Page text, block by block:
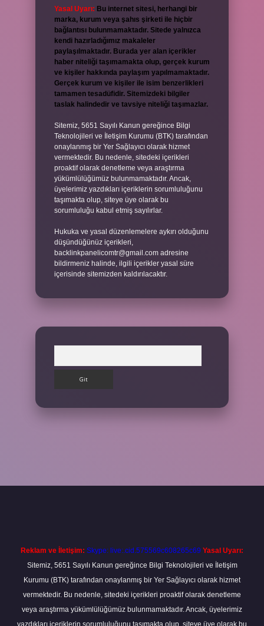
Yasal Uyarı: Bu internet sitesi, herhangi bir
marka, kurum veya şahıs şirketi ile hiçbir
bağlantısı bulunmamaktadır. Sitede yalnızca
kendi hazırladığımız makaleler
paylaşılmaktadır. Burada yer alan içerikler
haber niteliği taşımamakta olup, gerçek kurum
ve kişiler hakkında paylaşım yapılmamaktadır.
Gerçek kurum ve kişiler ile isim benzerlikleri
tamamen tesadüfidir. Sitemizdeki bilgiler
taslak halindedir ve tavsiye niteliği taşımazlar.
Sitemiz, 5651 Sayılı Kanun gereğince Bilgi
Teknolojileri ve İletişim Kurumu (BTK) tarafından
onaylanmış bir Yer Sağlayıcı olarak hizmet
vermektedir. Bu nedenle, sitedeki içerikleri
proaktif olarak denetleme veya araştırma
yükümlülüğümüz bulunmamaktadır. Ancak,
üyelerimiz yazdıkları içeriklerin sorumluluğunu
taşımakta olup, siteye üye olarak bu
sorumluluğu kabul etmiş sayılırlar.
Hukuka ve yasal düzenlemelere aykırı olduğunu
düşündüğünüz içerikleri,
backlinkpanelicomtr@gmail.com adresine
bildirmeniz halinde, ilgili içerikler yasal süre
içerisinde sitemizden kaldırılacaktır.
Reklam ve İletişim: Skype: live:.cid.575569c608265c69 Yasal Uyarı:
Sitemiz, 5651 Sayılı Kanun gereğince Bilgi Teknolojileri ve İletişim
Kurumu (BTK) tarafından onaylanmış bir Yer Sağlayıcı olarak hizmet
vermektedir. Bu nedenle, sitedeki içerikleri proaktif olarak denetleme
veya araştırma yükümlülüğümüz bulunmamaktadır. Ancak, üyelerimiz
yazdıkları içeriklerin sorumluluğunu taşımakta olup, siteye üye olarak bu